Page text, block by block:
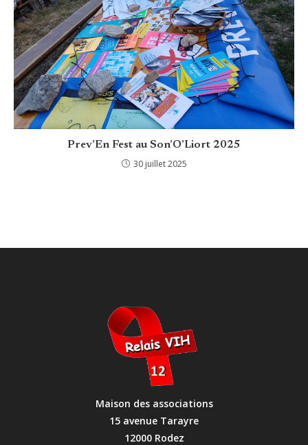
Prev’En Fest au Son’O’Liort 2025
30 juillet 2025
Maison des associations
15 avenue Tarayre
12000 Rodez